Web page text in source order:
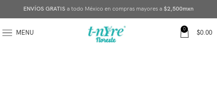
ENVÍOS GRATIS a todo México en compras mayores a $2,500mxn
MENU 0 $0.00